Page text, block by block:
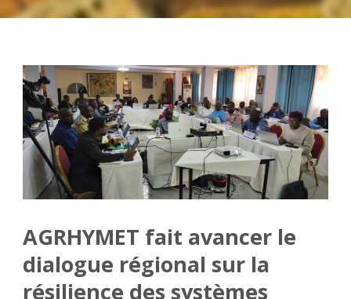
AGRHYMET fait avancer le
dialogue régional sur la
résilience des systèmes